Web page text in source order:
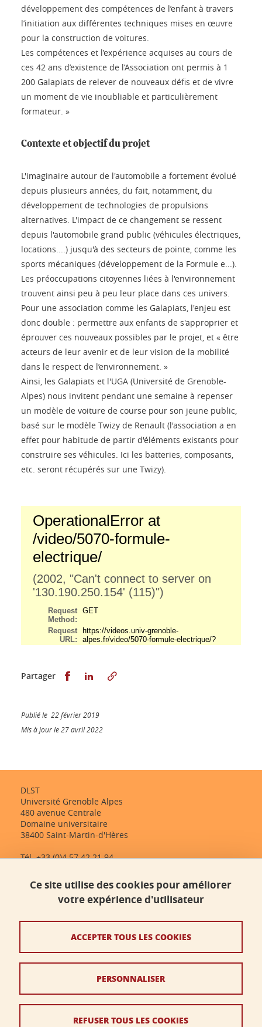
développement des compétences de l’enfant à travers
l’initiation aux différentes techniques mises en œuvre
pour la construction de voitures.
Les compétences et l’expérience acquises au cours de
ces 42 ans d’existence de l’Association ont permis à 1
200 Galapiats de relever de nouveaux défis et de vivre
un moment de vie inoubliable et particulièrement
formateur. »
Contexte et objectif du projet
L'imaginaire autour de l'automobile a fortement évolué
depuis plusieurs années, du fait, notamment, du
développement de technologies de propulsions
alternatives. L'impact de ce changement se ressent
depuis l'automobile grand public (véhicules électriques,
locations....) jusqu'à des secteurs de pointe, comme les
sports mécaniques (développement de la Formule e...).
Les préoccupations citoyennes liées à l'environnement
trouvent ainsi peu à peu leur place dans ces univers.
Pour une association comme les Galapiats, l'enjeu est
donc double : permettre aux enfants de s'approprier et
éprouver ces nouveaux possibles par le projet, et « être
acteurs de leur avenir et de leur vision de la mobilité
dans le respect de l’environnement. »
Ainsi, les Galapiats et l'UGA (Université de Grenoble-
Alpes) nous invitent pendant une semaine à repenser
un modèle de voiture de course pour son jeune public,
basé sur le modèle Twizy de Renault (l'association a en
effet pour habitude de partir d'éléments existants pour
construire ses véhicules. Ici les batteries, composants,
etc. seront récupérés sur une Twizy).
Partager Partager sur Facebook
Partager sur LinkedIn
Publié le 22 février 2019
Mis à jour le 27 avril 2022
DLST
Université Grenoble Alpes
480 avenue Centrale
Domaine universitaire
38400 Saint-Martin-d'Hères
Tél. +33 (0)4 57 42 21 94
Crédits
Données personnelles
Ce site utilise des cookies pour améliorer
votre expérience d'utilisateur
ACCEPTER TOUS LES COOKIES
REFUSER TOUS LES COOKIES
PERSONNALISER